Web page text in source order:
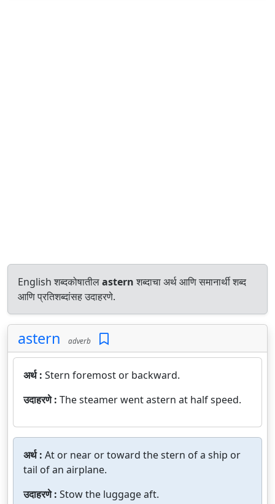
English शब्दकोषातीलasternशब्दाचा अर्थ आणि समानार्थी शब्द
आणि प्रतिशब्दांसह उदाहरणे.
astern adverb
अर्थ : Stern foremost or backward.
उदाहरणे : The steamer went astern at half speed.
अर्थ : At or near or toward the stern of a ship or
tail of an airplane.
उदाहरणे : Stow the luggage aft.